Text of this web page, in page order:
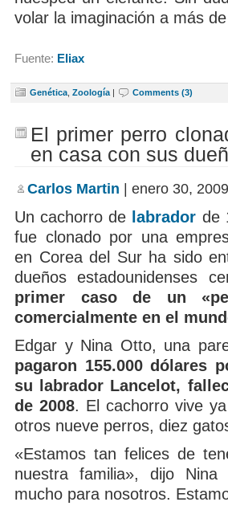
volar la imaginación a más
Fuente: Eliax
Genética Zoología Comments (3)
El primer perro
en casa con sus
Carlos Martin | enero 30, 2009
Un cachorro de labrador de
fue clonado por una
en Corea del Sur ha sido
dueños estadounidenses
primer caso de un
comercialmente en el
Edgar y Nina Otto, una
pagaron 155.000 dólares
su labrador Lancelot,
de 2008. El cachorro vive
otros nueve perros, diez
«Estamos tan felices de
nuestra familia», dijo Nina
mucho para nosotros.